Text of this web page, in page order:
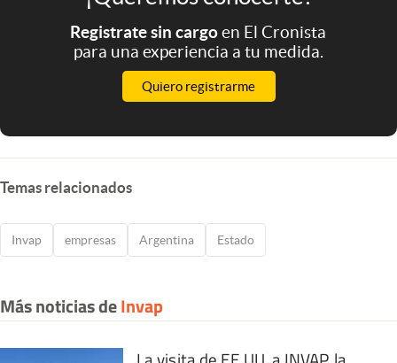
Registrate sin cargoen El Cronista
para una experiencia a tu medida.
Quiero registrarme
Temas relacionados
Invap empresas Argentina Estado
Más noticias deInvap